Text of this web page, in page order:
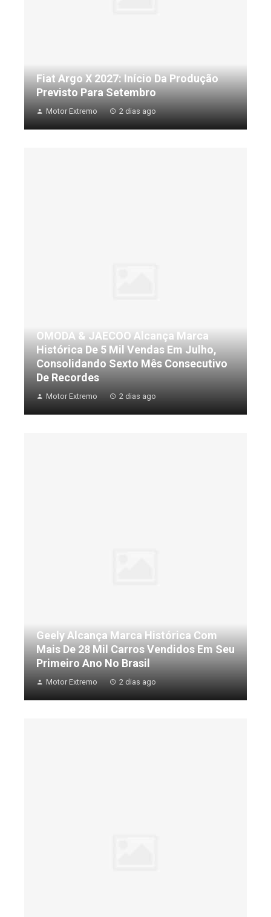
Fiat Argo X 2027: Início Da Produção
Previsto Para Setembro
Motor Extremo 2 dias ago
OMODA & JAECOO Alcança Marca
Histórica De 5 Mil Vendas Em Julho,
Consolidando Sexto Mês Consecutivo
De Recordes
Motor Extremo 2 dias ago
Geely Alcança Marca Histórica Com
Mais De 28 Mil Carros Vendidos Em Seu
Primeiro Ano No Brasil
Motor Extremo 2 dias ago